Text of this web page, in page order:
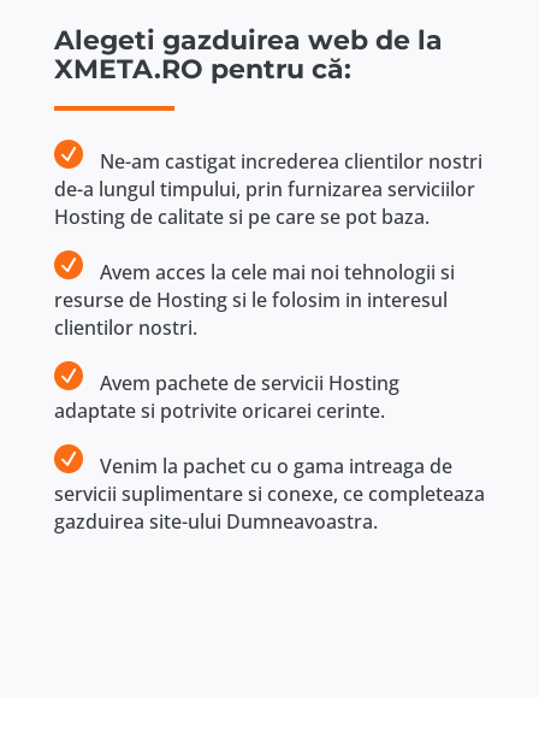
Alegeti gazduirea web de la
XMETA.RO pentru că:
Ne-am castigat increderea clientilor nostri
de-a lungul timpului, prin furnizarea serviciilor
Hosting de calitate si pe care se pot baza.
Avem acces la cele mai noi tehnologii si
resurse de Hosting si le folosim in interesul
clientilor nostri.
Avem pachete de servicii Hosting
adaptate si potrivite oricarei cerinte.
Venim la pachet cu o gama intreaga de
servicii suplimentare si conexe, ce completeaza
gazduirea site-ului Dumneavoastra.